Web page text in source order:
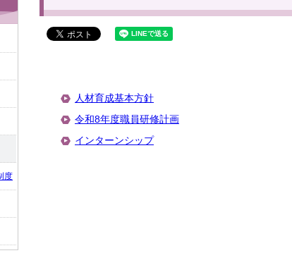
人材育成基本方針
令和8年度職員研修計画
インターンシップ
度